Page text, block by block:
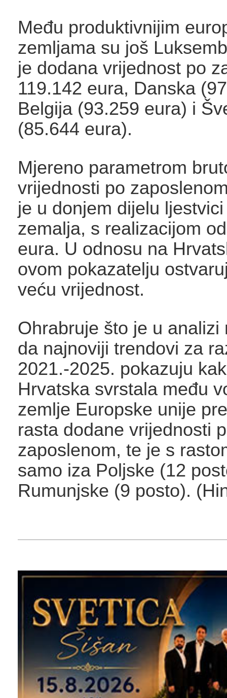
Među produktivnijim
zemljama su još
je dodana vrijednost po
119.142 eura, Danska
Belgija (93.259 eura) i
(85.644 eura).
Mjereno parametrom
vrijednosti po
je u donjem dijelu
zemalja, s realizacijom
eura. U odnosu na
ovom pokazatelju
veću vrijednost.
Ohrabruje što je u analizi
da najnoviji trendovi za
2021.-2025. pokazuju
Hrvatska svrstala među
zemlje Europske unije
rasta dodane vrijednosti
zaposlenom, te je s
samo iza Poljske (12
Rumunjske (9 posto).